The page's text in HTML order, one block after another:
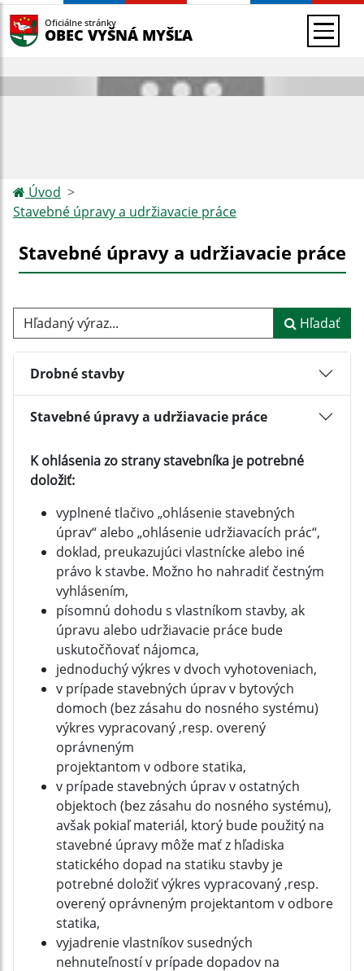
Oficiálne stránky
OBEC VYŠNÁ MYŠĽA
Úvod
Stavebné úpravy a udržiavacie práce
Stavebné úpravy a udržiavacie práce
Hľadaný výraz... Hľadať
Drobné stavby
Stavebné úpravy a udržiavacie práce
K ohlásenia zo strany stavebníka je potrebné
doložiť:
vyplnené tlačivo „ohlásenie stavebných
úprav“ alebo „ohlásenie udržiavacích prác“,
doklad, preukazujúci vlastnícke alebo iné
právo k stavbe. Možno ho nahradiť čestným
vyhlásením,
písomnú dohodu s vlastníkom stavby, ak
úpravu alebo udržiavacie práce bude
uskutočňovať nájomca,
jednoduchý výkres v dvoch vyhotoveniach,
v prípade stavebných úprav v bytových
domoch (bez zásahu do nosného systému)
výkres vypracovaný ,resp. overený
oprávneným
projektantom v odbore statika,
v prípade stavebných úprav v ostatných
objektoch (bez zásahu do nosného systému),
avšak pokiaľ materiál, ktorý bude použitý na
stavebné úpravy môže mať z hľadiska
statického dopad na statiku stavby je
potrebné doložiť výkres vypracovaný ,resp.
overený oprávneným projektantom v odbore
statika,
vyjadrenie vlastníkov susedných
nehnuteľností v prípade dopadov na